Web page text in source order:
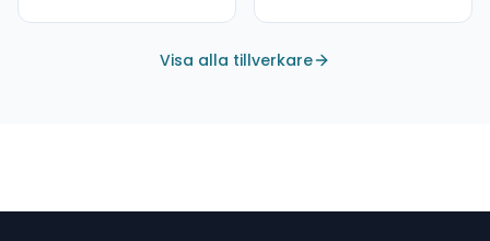
Visa alla tillverkare